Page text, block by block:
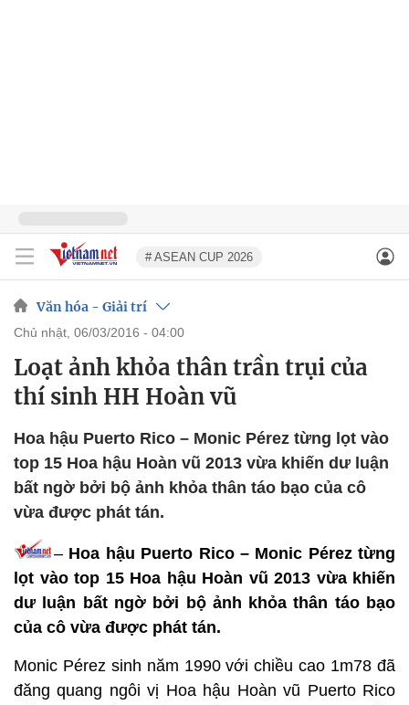
# ASEAN CUP 2026
Văn hóa - Giải trí
chủ nhật, 06/03/2016 - 04:00
Loạt ảnh khỏa thân trần trụi của
thí sinh HH Hoàn vũ
Hoa hậu Puerto Rico – Monic Pérez từng lọt vào
top 15 Hoa hậu Hoàn vũ 2013 vừa khiến dư luận
bất ngờ bởi bộ ảnh khỏa thân táo bạo của cô
vừa được phát tán.
– Hoa hậu Puerto Rico – Monic Pérez từng
lọt vào top 15 Hoa hậu Hoàn vũ 2013 vừa khiến
dư luận bất ngờ bởi bộ ảnh khỏa thân táo bạo
của cô vừa được phát tán.
Monic Pérez sinh năm 1990 với chiều cao 1m78 đã
đăng quang ngôi vị Hoa hậu Hoàn vũ Puerto Rico